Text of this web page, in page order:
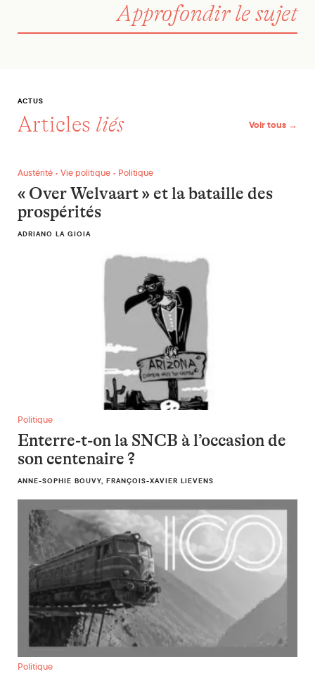
Approfondir le sujet
ACTUS
Articles liés Voir tous →
« Over Welvaart » et la bataille des prospérités
Austérité • Vie politique • Politique
« Over Welvaart » et la bataille des
prospérités
ADRIANO LA GIOIA
Enterre-t-on la SNCB à l’occasion de son centenaire ?
Politique
Enterre-t-on la SNCB à l’occasion de
son centenaire ?
ANNE-SOPHIE BOUVY, FRANÇOIS-XAVIER LIEVENS
En débat. Pour un tourisme réellement équitable
Politique